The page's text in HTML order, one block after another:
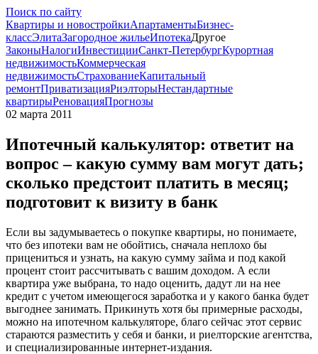
Поиск по сайту
Квартиры и новостройкиАпартаментыБизнес-
классЭлитаЗагородное жильеИпотекаДругое
ЗаконыНалогиИнвестицииСанкт-ПетербургКурортная
недвижимостьКоммерческая
недвижимостьСтрахованиеКапитальный
ремонтПриватизацияРиэлторыНестандартные
квартирыРеновацияПрогнозы
02 марта 2011
Ипотечный калькулятор: ответит на
вопрос – какую сумму вам могут дать;
сколько предстоит платить в месяц;
подготовит к визиту в банк
Если вы задумываетесь о покупке квартиры, но понимаете,
что без ипотеки вам не обойтись, сначала неплохо бы
прицениться и узнать, на какую сумму займа и под какой
процент стоит рассчитывать с вашим доходом. А если
квартира уже выбрана, то надо оценить, дадут ли на нее
кредит с учетом имеющегося заработка и у какого банка будет
выгоднее занимать. Прикинуть хотя бы примерные расходы,
можно на ипотечном калькуляторе, благо сейчас этот сервис
стараются разместить у себя и банки, и риелторские агентства,
и специализированные интернет-издания.